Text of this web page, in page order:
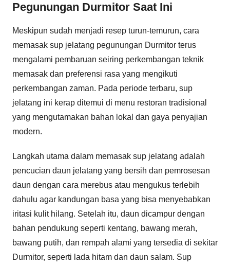
Pegunungan Durmitor Saat Ini
Meskipun sudah menjadi resep turun-temurun, cara
memasak sup jelatang pegunungan Durmitor terus
mengalami pembaruan seiring perkembangan teknik
memasak dan preferensi rasa yang mengikuti
perkembangan zaman. Pada periode terbaru, sup
jelatang ini kerap ditemui di menu restoran tradisional
yang mengutamakan bahan lokal dan gaya penyajian
modern.
Langkah utama dalam memasak sup jelatang adalah
pencucian daun jelatang yang bersih dan pemrosesan
daun dengan cara merebus atau mengukus terlebih
dahulu agar kandungan basa yang bisa menyebabkan
iritasi kulit hilang. Setelah itu, daun dicampur dengan
bahan pendukung seperti kentang, bawang merah,
bawang putih, dan rempah alami yang tersedia di sekitar
Durmitor, seperti lada hitam dan daun salam. Sup